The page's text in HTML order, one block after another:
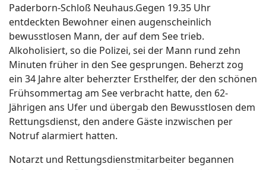
Paderborn-Schloß Neuhaus.Gegen 19.35 Uhr
entdeckten Bewohner einen augenscheinlich
bewusstlosen Mann, der auf dem See trieb.
Alkoholisiert, so die Polizei, sei der Mann rund zehn
Minuten früher in den See gesprungen. Beherzt zog
ein 34 Jahre alter beherzter Ersthelfer, der den schönen
Frühsommertag am See verbracht hatte, den 62-
Jährigen ans Ufer und übergab den Bewusstlosen dem
Rettungsdienst, den andere Gäste inzwischen per
Notruf alarmiert hatten.
Notarzt und Rettungsdienstmitarbeiter begannen